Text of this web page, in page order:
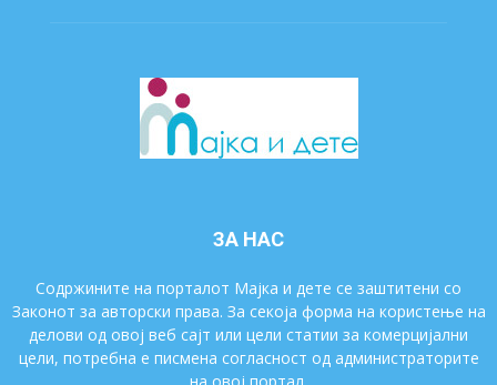
ЗА НАС
Содржините на порталот Мајка и дете се заштитени со
Законот за авторски права. За секоја форма на користење на
делови од овој веб сајт или цели статии за комерцијални
цели, потребна е писмена согласност од администраторите
на овој портал.